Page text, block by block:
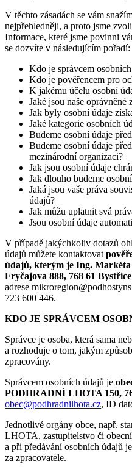
V těchto zásadách se vám
nejpřehledněji, a proto jsme
Informace, které jsme povinni
se dozvíte v následujícím pořadí:
Kdo je správcem
Kdo je pověřencem pro
K jakému účelu osobní
Jaké jsou naše oprávněné
Jak byly osobní údaje
Jaké kategorie osobních
Budeme osobní údaje
Budeme osobní údaje
mezinárodní organizaci?
Jak jsou osobní údaje
Jak dlouho budeme
Jaká jsou vaše práva
údajů?
Jak můžu uplatnit svá
Jsou osobní údaje
V případě jakýchkoliv dotazů
údajů můžete kontaktovat
údajů, kterým je Ing.
Fryčajova 888, 768 61
adrese
723 600 446.
KDO JE SPRÁVCEM
Správce je osoba, která sama
a rozhoduje o tom, jakým
zpracovány.
Správcem osobních údajů je
PODHRADNÍ LHOTA 150,
obec@podhradnilhota.cz, ID
Jednotlivé orgány obce, např.
LHOTA, zastupitelstvo či
a při předávání osobních údajů
za zpracovatele.